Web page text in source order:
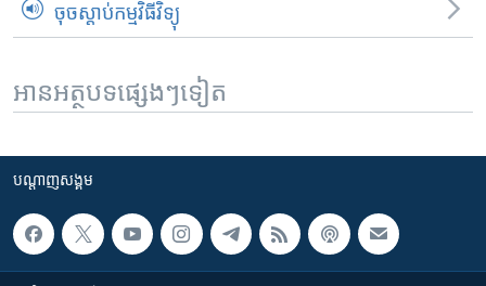
ចុចស្តាប់កម្មវិធីវិទ្យុ
អានអត្ថបទផ្សេងៗទៀត
បណ្តាញ​សង្គម